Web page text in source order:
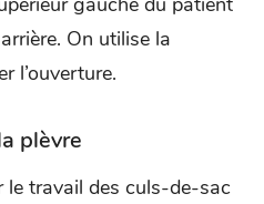
On utilise la
l’ouverture.
plèvre
le travail des culs-de-sac